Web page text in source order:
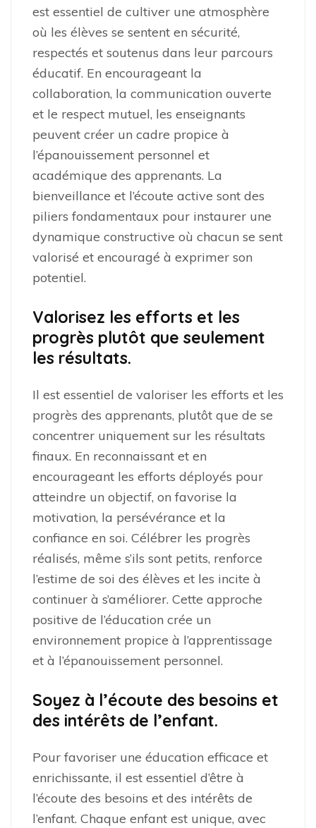
est essentiel de cultiver une atmosphère
où les élèves se sentent en sécurité,
respectés et soutenus dans leur parcours
éducatif. En encourageant la
collaboration, la communication ouverte
et le respect mutuel, les enseignants
peuvent créer un cadre propice à
l’épanouissement personnel et
académique des apprenants. La
bienveillance et l’écoute active sont des
piliers fondamentaux pour instaurer une
dynamique constructive où chacun se sent
valorisé et encouragé à exprimer son
potentiel.
Valorisez les efforts et les
progrès plutôt que seulement
les résultats.
Il est essentiel de valoriser les efforts et les
progrès des apprenants, plutôt que de se
concentrer uniquement sur les résultats
finaux. En reconnaissant et en
encourageant les efforts déployés pour
atteindre un objectif, on favorise la
motivation, la persévérance et la
confiance en soi. Célébrer les progrès
réalisés, même s’ils sont petits, renforce
l’estime de soi des élèves et les incite à
continuer à s’améliorer. Cette approche
positive de l’éducation crée un
environnement propice à l’apprentissage
et à l’épanouissement personnel.
Soyez à l’écoute des besoins et
des intérêts de l’enfant.
Pour favoriser une éducation efficace et
enrichissante, il est essentiel d’être à
l’écoute des besoins et des intérêts de
l’enfant. Chaque enfant est unique, avec